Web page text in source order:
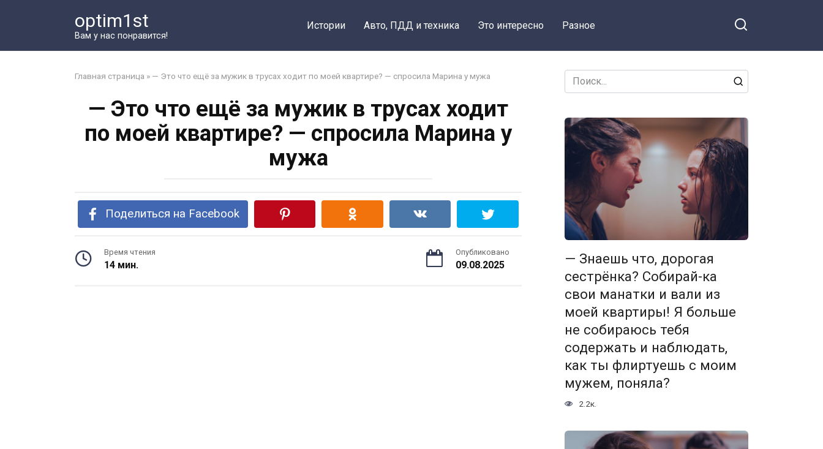
optim1st
Вам у нас понравится!
Истории Авто, ПДД и техника Это интересно Разное
Главная страница » — Это что ещё за мужик в трусах ходит по моей квартире? — спросила Марина у мужа
— Это что ещё за мужик в трусах ходит
по моей квартире? — спросила Марина у
мужа
Поделиться на Facebook
Время чтения
14 мин.
Опубликовано
09.08.2025
Search
for:
— Знаешь что, дорогая
сестрёнка? Собирай-ка
свои манатки и вали из
моей квартиры! Я больше
не собираюсь тебя
содержать и наблюдать,
как ты флиртуешь с моим
мужем, поняла?
2.2к.